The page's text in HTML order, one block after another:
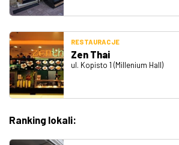
RESTAURACJE
Zen Thai
ul. Kopisto 1 (Millenium Hall)
Ranking lokali: